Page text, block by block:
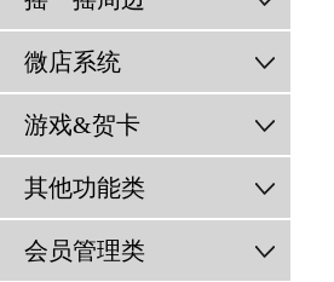
微店系统
游戏&贺卡
其他功能类
会员管理类